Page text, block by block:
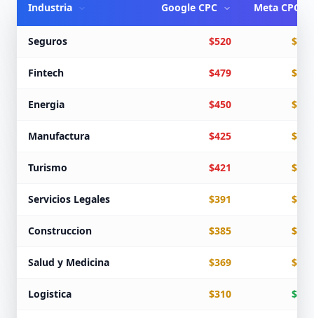
Industria Google CPC Meta CPC
Seguros $520 $312
Fintech $479 $287
Energia $450 $270
Manufactura $425 $255
Turismo $421 $211
Servicios Legales $391 $235
Construccion $385 $231
Salud y Medicina $369 $221
Logistica $310 $186